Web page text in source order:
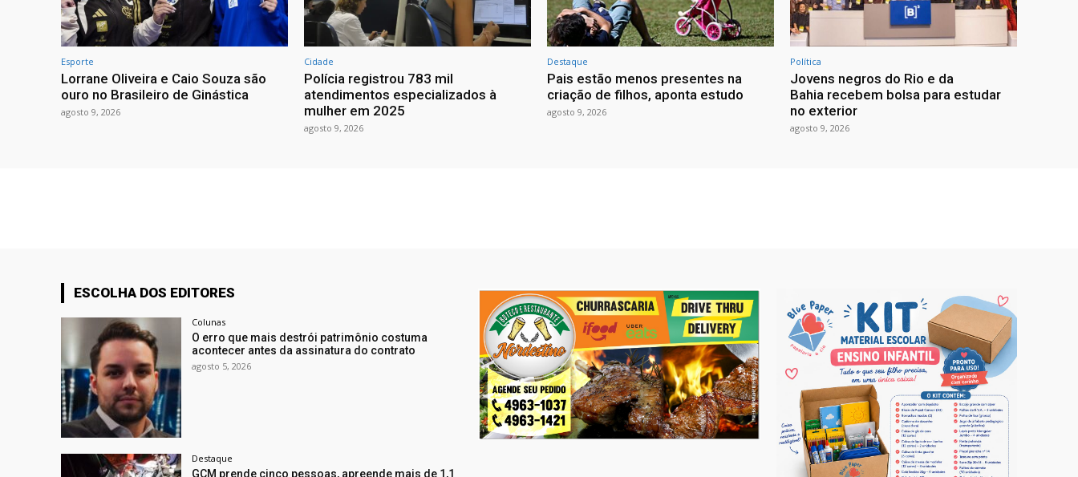
Esporte
Lorrane Oliveira e Caio Souza são
ouro no Brasileiro de Ginástica
agosto 9, 2026
Cidade
Polícia registrou 783 mil
atendimentos especializados à
mulher em 2025
agosto 9, 2026
Destaque
Pais estão menos presentes na
criação de filhos, aponta estudo
agosto 9, 2026
Política
Jovens negros do Rio e da
Bahia recebem bolsa para estudar
no exterior
agosto 9, 2026
ESCOLHA DOS EDITORES
Colunas
O erro que mais destrói patrimônio costuma
acontecer antes da assinatura do contrato
agosto 5, 2026
Destaque
GCM prende cinco pessoas, apreende mais de 1,1